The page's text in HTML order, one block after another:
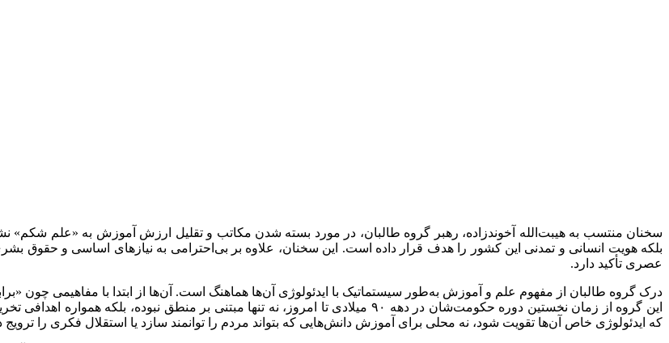
سخنان منتسب به هیبت‌الله آخوندزاده، رهبر گروه طالبان، در مورد بسته شدن مکاتب و تقلیل ارزش آموزش به «علم شکم»
بلکه هویت انسانی و تمدنی این کشور را هدف قرار داده است. این سخنان، علاوه بر بی‌احترامی به نیازهای اساسی و حقوق
عصری تأکید دارد.
درک گروه طالبان از مفهوم علم و آموزش به‌طور سیستماتیک با ایدئولوژی آن‌ها هماهنگ است. آن‌ها از ابتدا با مفاهیمی
این گروه از زمان نخستین دوره حکومت‌شان در دهه ۹۰ میلادی تا امروز، نه تنها مبتنی بر منطق
که ایدئولوژی خاص آن‌ها تقویت شود، نه محلی برای آموزش دانش‌هایی که بتواند مردم را توانمند سازد یا استقلال فکری را ترویج